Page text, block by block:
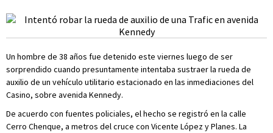
Un hombre de 38 años fue detenido este viernes luego de ser
sorprendido cuando presuntamente intentaba sustraer la rueda de
auxilio de un vehículo utilitario estacionado en las inmediaciones del
Casino, sobre avenida Kennedy.
De acuerdo con fuentes policiales, el hecho se registró en la calle
Cerro Chenque, a metros del cruce con Vicente López y Planes. La